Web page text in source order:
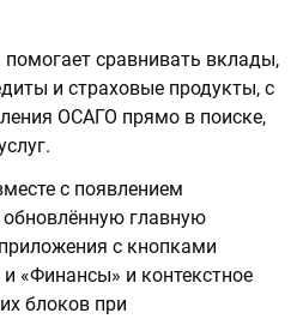
сравнивать вклады,
и страховые продукты, с
ОСАГО прямо в поиске,
с появлением
главную
с кнопками
«Финансы» и контекстное
блоков при